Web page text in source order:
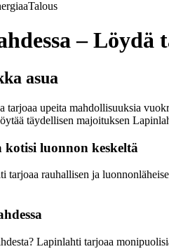
Talous
– Löydä
asua
upeita mahdollisuuksia
täydellisen majoituksen
luonnon keskeltä
rauhallisen ja
Lapinlahti tarjoaa